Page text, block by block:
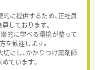
に提供するため、正社員
しております。
的に学べる環境が整って
を歓迎します。
にし、かかりつけ薬剤師
ています。